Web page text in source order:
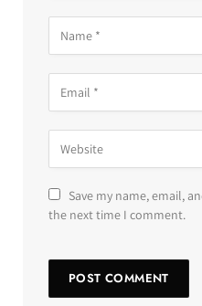
Save my name, email,
the next time I comment.